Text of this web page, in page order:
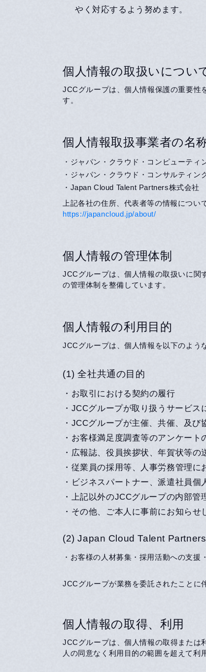
やく対応するよう努めます。
個人情報の取扱いについ
JCCグループは、個人情報保護の重要性
す。
個人情報取扱事業者の名
・ジャパン・クラウド・コンピューティ
・ジャパン・クラウド・コンサルティン
・Japan Cloud Talent Partners株式会社
上記各社の住所、代表者等の情報につい
https://japancloud.jp/about/
個人情報の管理体制
JCCグループは、個人情報の取扱いに関
の管理体制を整備しています。
個人情報の利用目的
JCCグループは、個人情報を以下のよう
(1) 全社共通の目的
・お取引における契約の履行
・JCCグループが取り扱うサービス
・JCCグループが主催、共催、及
・お客様満足度調査等のアンケート
・広報誌、役員挨拶状、年賀状等の
・従業員の採用等、人事労務管理に
・ビジネスパートナー、派遣社員個
・上記以外のJCCグループの内部管
・その他、ご本人に事前にお知らせ
(2) Japan Cloud Talent
・お客様の人材募集・採用活動への支
JCCグループが業務を委託されたことに
個人情報の取得、利用
JCCグループは、個人情報の取得または
人の同意なく利用目的の範囲を超えて利